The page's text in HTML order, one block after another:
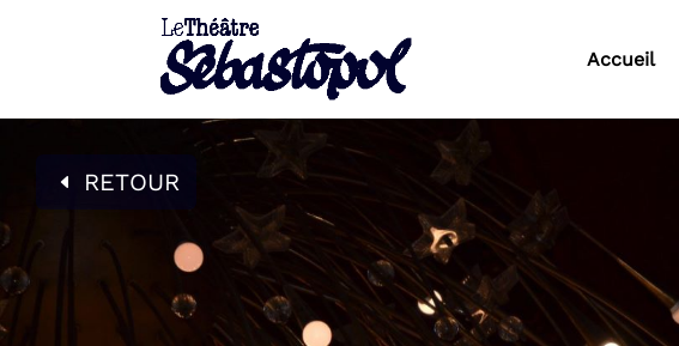
Accueil
RETOUR